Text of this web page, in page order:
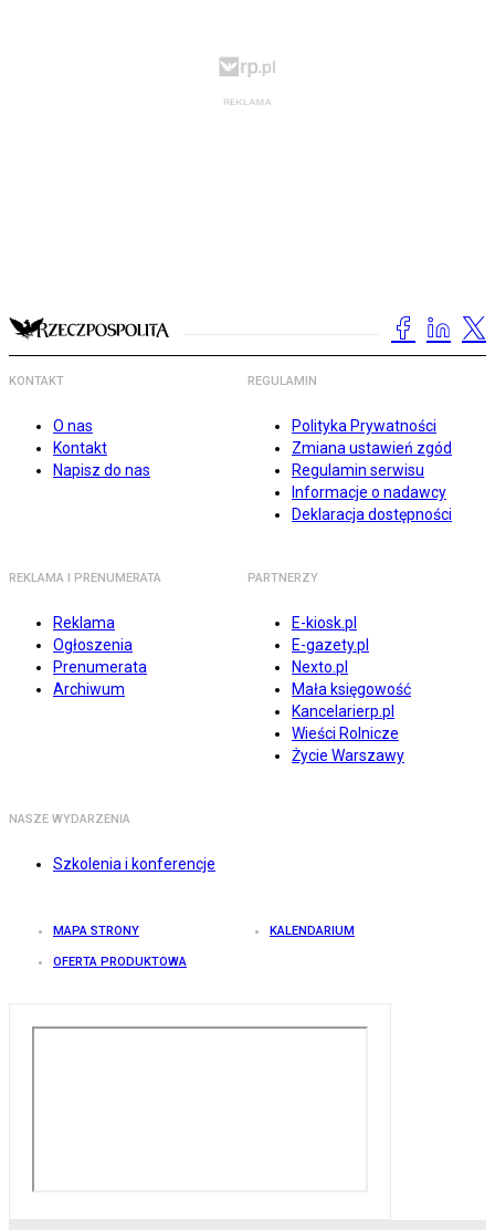
KONTAKT
O nas
Kontakt
Napisz do nas
REGULAMIN
Polityka Prywatności
Zmiana ustawień zgód
Regulamin serwisu
Informacje o nadawcy
Deklaracja dostępności
REKLAMA I PRENUMERATA
Reklama
Ogłoszenia
Prenumerata
Archiwum
PARTNERZY
E-kiosk.pl
E-gazety.pl
Nexto.pl
Mała księgowość
Kancelarierp.pl
Wieści Rolnicze
Życie Warszawy
NASZE WYDARZENIA
Szkolenia i konferencje
MAPA STRONY KALENDARIUM
OFERTA PRODUKTOWA